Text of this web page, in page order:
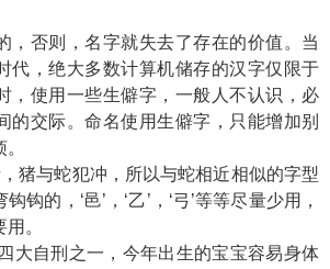
，否则，名字就失去了存在的价值。当
代，绝大多数计算机储存的汉字仅限于
，使用一些生僻字，一般人不认识，必
的交际。命名使用生僻字，只能增加别
猪与蛇犯冲，所以与蛇相近相似的字型
钩的，‘邑’，‘乙’，‘弓’等等尽量少用，
。
大自刑之一，今年出生的宝宝容易身体